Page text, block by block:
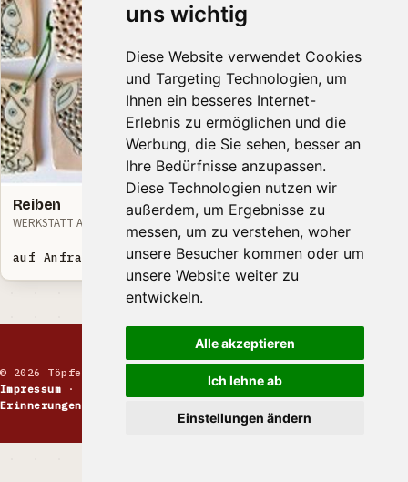
uns wichtig
Diese Website verwendet Cookies
und Targeting Technologien, um
Ihnen ein besseres Internet-
Erlebnis zu ermöglichen und die
Werbung, die Sie sehen, besser an
Ihre Bedürfnisse anzupassen.
Diese Technologien nutzen wir
außerdem, um Ergebnisse zu
messen, um zu verstehen, woher
unsere Besucher kommen oder um
unsere Website weiter zu
entwickeln.
Alle akzeptieren
Ich lehne ab
Einstellungen ändern
Reiben
WERKSTATT ATELIER
auf Anfrage EUR
Reibe
Kieser Töpferei
auf Anfrage EUR
© 2026 Töpfermarkt · Handgemachte Keramik
Impressum · Datenschutz·Markt melden
Erinnerungen